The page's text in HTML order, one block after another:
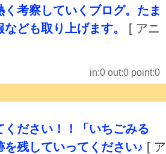
く考察していくブログ。たま
ども取り上げます。
[ アニ
in:0 out:0 point:0
ください！！「いちごみる
を残していってください♪ [ ア